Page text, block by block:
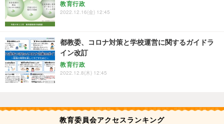
教育行政
2022.12.16(金) 12:45
都教委、コロナ対策と学校運営に関するガイドラ
イン改訂
教育行政
2022.12.8(木) 12:45
教育委員会アクセスランキング